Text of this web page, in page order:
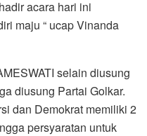
acara hari ini
maju “ ucap Vinanda
selain diusung
diusung Partai Golkar.
dan Demokrat memiliki 2
persyaratan untuk